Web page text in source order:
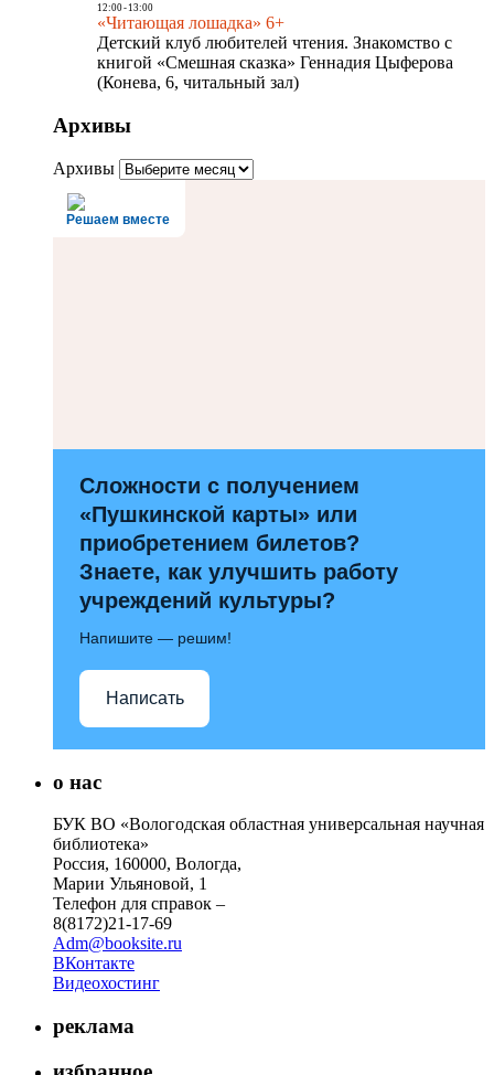
12:00- 13:00
«Читающая лошадка» 6+
Детский клуб любителей чтения. Знакомство с
книгой «Смешная сказка» Геннадия Цыферова
(Конева, 6, читальный зал)
Архивы
Архивы
Решаем вместе
Сложности с получением
«Пушкинской карты» или
приобретением билетов?
Знаете, как улучшить работу
учреждений культуры?
Напишите — решим!
Написать
о нас
БУК ВО «Вологодская областная универсальная научная
библиотека»
Россия, 160000, Вологда,
Марии Ульяновой, 1
Телефон для справок –
8(8172)21-17-69
Adm@booksite.ru
ВКонтакте
Видеохостинг
реклама